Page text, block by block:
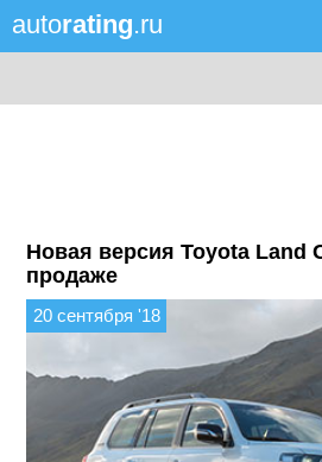
autorating.ru
Новая версия Toyota Land
продаже
20 сентября '18